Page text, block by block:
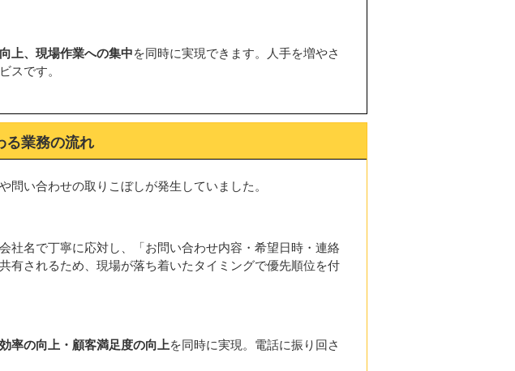
上、現場作業への集中を同時に実現できます。人手を増やさ
です。
る業務の流れ
い合わせの取りこぼしが発生していました。
社名で丁寧に応対し、「お問い合わせ内容・希望日時・連絡
有されるため、現場が落ち着いたタイミングで優先順位を付
率の向上・顧客満足度の向上を同時に実現。電話に振り回さ